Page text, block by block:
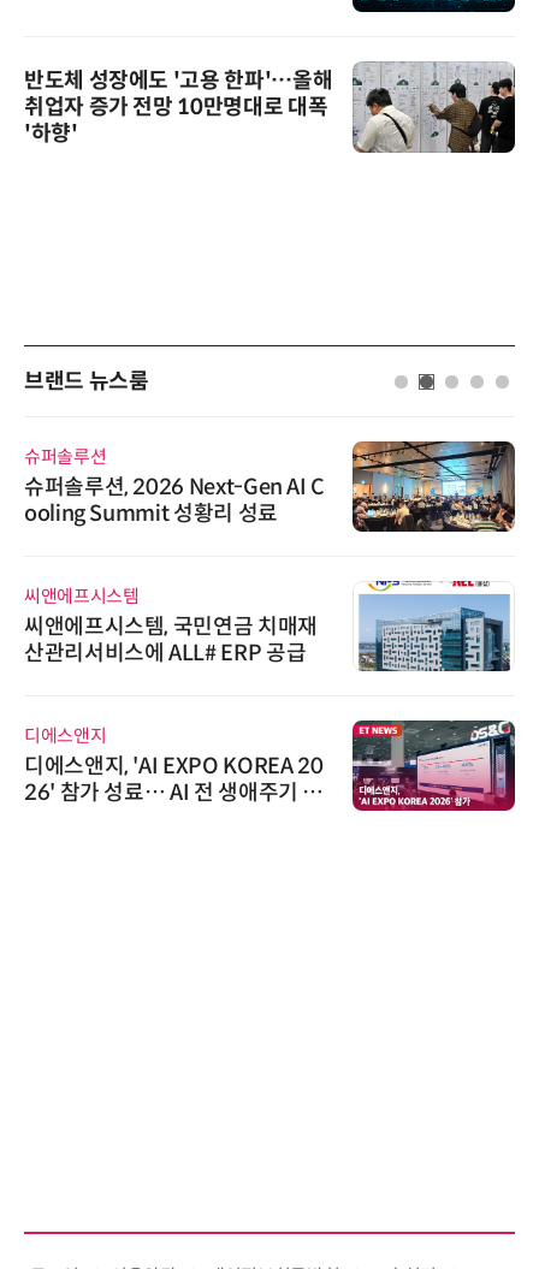
반도체 성장에도 '고용 한파'…올해
취업자 증가 전망 10만명대로 대폭
'하향'
브랜드 뉴스룸
슈퍼솔루션
슈퍼솔루션, 2026 Next-Gen AI C
ooling Summit 성황리 성료
씨앤에프시스템
씨앤에프시스템, 국민연금 치매재
산관리서비스에 ALL# ERP 공급
디에스앤지
디에스앤지, 'AI EXPO KOREA 20
26' 참가 성료… AI 전 생애주기 아